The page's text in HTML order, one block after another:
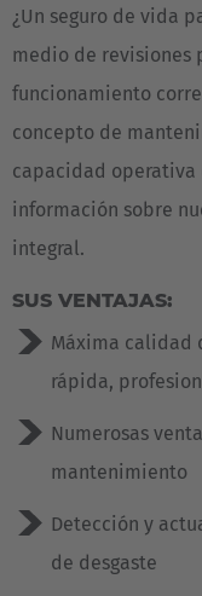
¿Un seguro de vida
medio de revisiones
funcionamiento
concepto de
capacidad operativa
información sobre
integral.
SUS VENTAJAS:
Máxima calidad
rápida,
Numerosas
mantenimiento
Detección y
de desgaste